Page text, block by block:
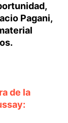
Pagani,
de la